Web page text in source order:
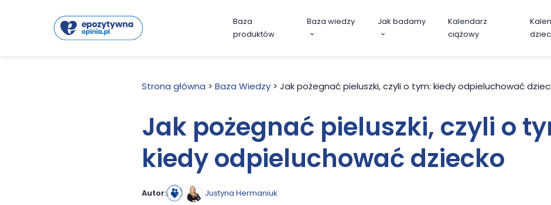
Baza
produktów
Baza wiedzy Jak badamy
Kalendarz
ciążowy
Strona główna > Baza Wiedzy > Jak pożegnać pieluszki, czyli o tym: kiedy odpieluchować
Jak pożegnać pieluszki, czyli o
kiedy odpieluchować dziecko
Autor: Justyna Hermaniuk